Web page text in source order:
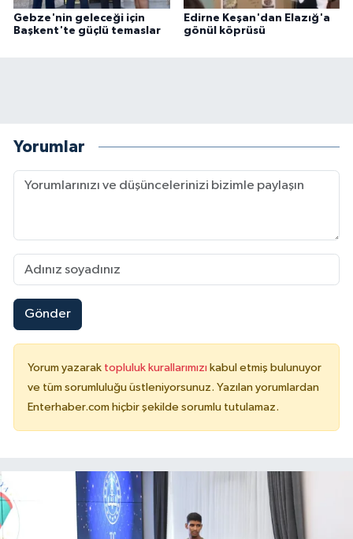
Gebze'nin geleceği için
Başkent'te güçlü temaslar
Edirne Keşan'dan Elazığ'a
gönül köprüsü
Yorumlar
Gönder
Yorum yazarak topluluk kurallarımızı kabul etmiş bulunuyor
ve tüm sorumluluğu üstleniyorsunuz. Yazılan yorumlardan
Enterhaber.com hiçbir şekilde sorumlu tutulamaz.